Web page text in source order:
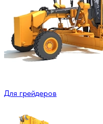
Для грейдеров